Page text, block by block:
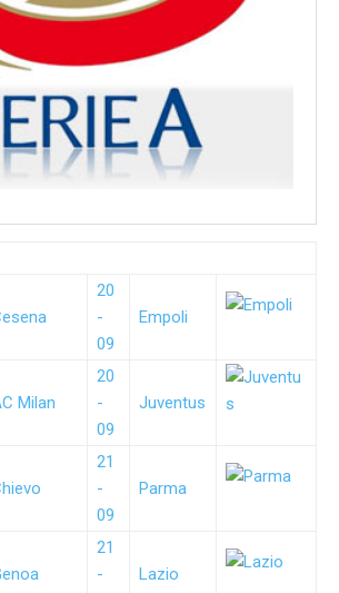
20
-
09
Empoli
Milan
20
-
09
Juventus
21
-
09
Parma
21
-
Lazio